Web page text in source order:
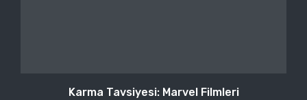
Karma Tavsiyesi: Marvel Filmleri